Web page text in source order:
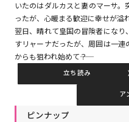
コミ
いたのはダルカスと妻のマーサ
ったが、心暖まる歓迎に幸せが溢
翌日、晴れて皇国の冒険者になり
すリャーナだったが、周囲は一
からも狙われ始めて――？
立ち読み
ア
ピンナップ